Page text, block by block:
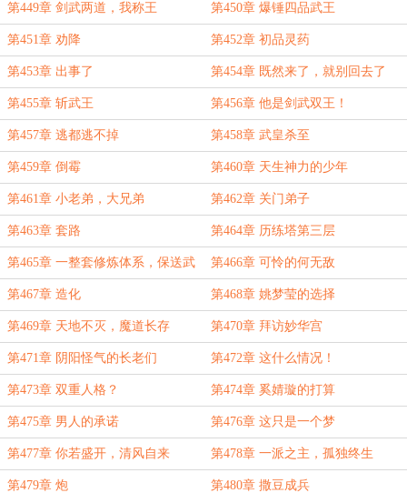
第449章 剑武两道，我称王 第450章 爆锤四品武王
第451章 劝降 第452章 初品灵药
第453章 出事了 第454章 既然来了，就别回去了
第455章 斩武王 第456章 他是剑武双王！
第457章 逃都逃不掉 第458章 武皇杀至
第459章 倒霉 第460章 天生神力的少年
第461章 小老弟，大兄弟 第462章 关门弟子
第463章 套路 第464章 历练塔第三层
第465章 一整套修炼体系，保送武
宗
第466章 可怜的何无敌
第467章 造化 第468章 姚梦莹的选择
第469章 天地不灭，魔道长存 第470章 拜访妙华宫
第471章 阴阳怪气的长老们 第472章 这什么情况！
第473章 双重人格？ 第474章 奚婧璇的打算
第475章 男人的承诺 第476章 这只是一个梦
第477章 你若盛开，清风自来 第478章 一派之主，孤独终生
第479章 炮 第480章 撒豆成兵